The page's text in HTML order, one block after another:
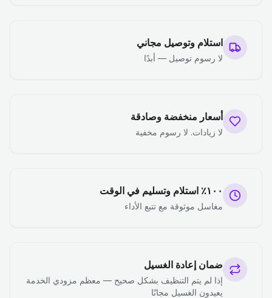
استلام وتوصيل مجاني
لا رسوم توصيل — أبدًا
أسعار منخفضة وصادقة
لا زيادات. لا رسوم مخفية
١٠٠٪ استلام وتسليم في الوقت
مغاسل موثوقة مع تتبع الأداء
ضمان إعادة الغسيل
إذا لم يتم التنظيف بشكل صحيح — معظم مزودي الخدمة
يعيدون الغسيل مجانًا